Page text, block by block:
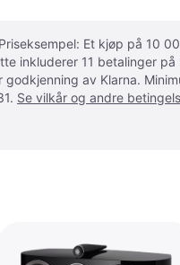
Et kjøp på 10
inkluderer 11 betalinger
av Klarna.
Se vilkår og andre